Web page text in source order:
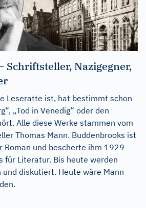
Schriftsteller, Nazigegner,
Leseratte ist, hat bestimmt schon
„Tod in Venedig“ oder den
Alle diese Werke stammen vom
Thomas Mann. Buddenbrooks ist
Roman und bescherte ihm 1929
für Literatur. Bis heute werden
und diskutiert. Heute wäre Mann